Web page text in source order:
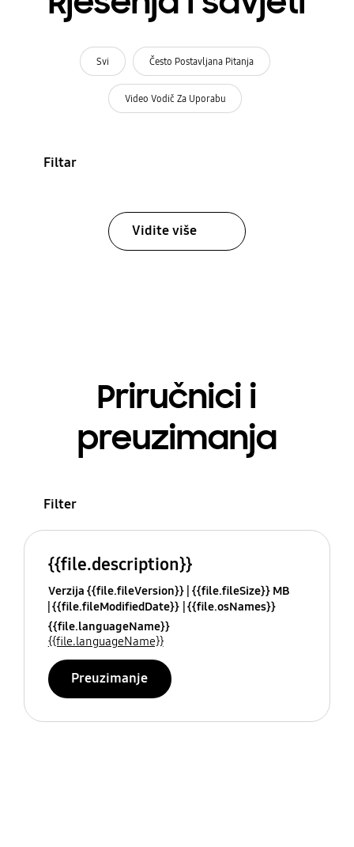
Svi Često Postavljana Pitanja
Video Vodič Za Uporabu
Filtar
Vidite više
Priručnici i
preuzimanja
Filter
{{file.description}}
Verzija {{file.fileVersion}} {{file.fileSize}} MB
{{file.fileModifiedDate}} {{file.osNames}}
{{file.languageName}}
{{file.languageName}}
Preuzimanje